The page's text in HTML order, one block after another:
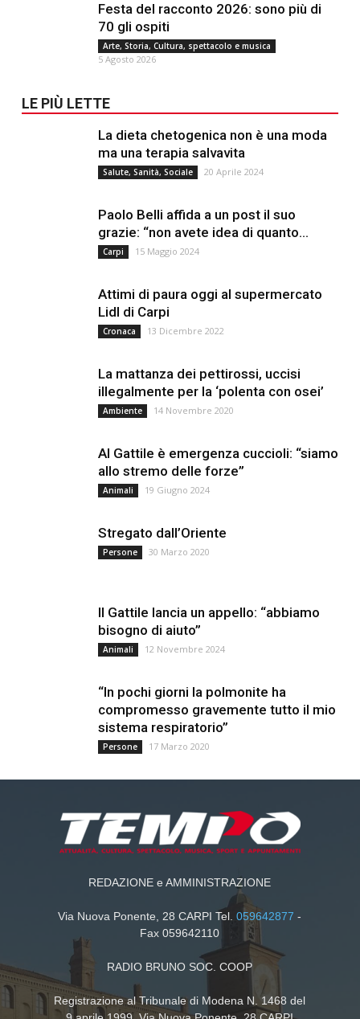
Festa del racconto 2026: sono più di
70 gli ospiti
Arte, Storia, Cultura, spettacolo e musica
5 Agosto 2026
LE PIÙ LETTE
La dieta chetogenica non è una moda
ma una terapia salvavita
Salute, Sanità, Sociale 20 Aprile 2024
Paolo Belli affida a un post il suo
grazie: “non avete idea di quanto...
Carpi 15 Maggio 2024
Attimi di paura oggi al supermercato
Lidl di Carpi
Cronaca 13 Dicembre 2022
La mattanza dei pettirossi, uccisi
illegalmente per la ‘polenta con osei’
Ambiente 14 Novembre 2020
Al Gattile è emergenza cuccioli: “siamo
allo stremo delle forze”
Animali 19 Giugno 2024
Stregato dall’Oriente
Persone 30 Marzo 2020
Il Gattile lancia un appello: “abbiamo
bisogno di aiuto”
Animali 12 Novembre 2024
“In pochi giorni la polmonite ha
compromesso gravemente tutto il mio
sistema respiratorio”
Persone 17 Marzo 2020
REDAZIONE e AMMINISTRAZIONE
Via Nuova Ponente, 28 CARPI Tel.059642877 -
Fax 059642110
RADIO BRUNO SOC. COOP
Registrazione al Tribunale di Modena N. 1468 del